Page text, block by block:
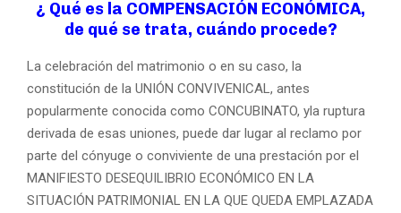
¿ Qué es la COMPENSACIÓN ECONÓMICA,
de qué se trata, cuándo procede?
La celebración del matrimonio o en su caso, la
constitución de la UNIÓN CONVIVENICAL, antes
popularmente conocida como CONCUBINATO, yla ruptura
derivada de esas uniones, puede dar lugar al reclamo por
parte del cónyuge o conviviente de una prestación por el
MANIFIESTO DESEQUILIBRIO ECONÓMICO EN LA
SITUACIÓN PATRIMONIAL EN LA QUE QUEDA EMPLAZADA